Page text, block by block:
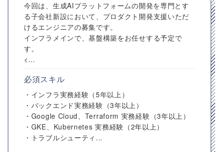
今回は、生成AIプラットフォームの開発を専門とす
る子会社新設において、プロダクト開発支援いただ
けるエンジニアの募集です。
インフラメインで、基盤構築をお任せする予定で
す。
<...
必須スキル
・インフラ実務経験（5年以上）
・バックエンド実務経験（3年以上）
・Google Cloud、Terraform 実務経験（3年以上）
・GKE、Kubernetes 実務経験（2年以上）
・トラブルシューティ...